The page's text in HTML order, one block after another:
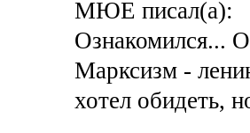
МЮЕ писал(а):
Ознакомился...
Марксизм -
хотел обидеть,